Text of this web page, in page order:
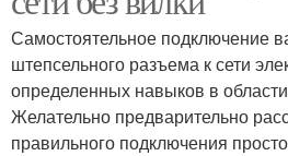
Самостоятельное подключение
штепсельного разъема к сети
определенных навыков в
Желательно предварительно
правильного подключения